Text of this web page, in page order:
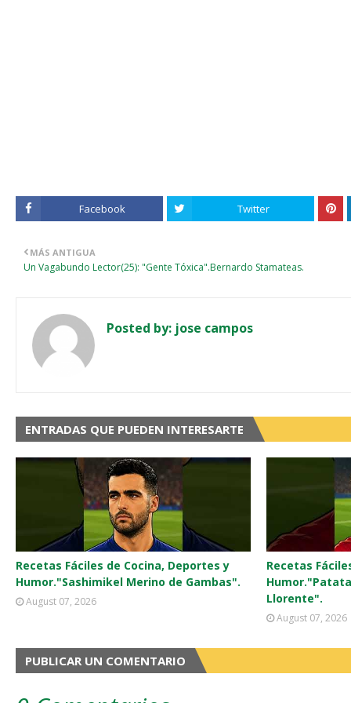
Facebook Twitter
MÁS ANTIGUA
Un Vagabundo Lector(25): "Gente Tóxica".Bernardo Stamateas.
Posted by: jose campos
ENTRADAS QUE PUEDEN INTERESARTE
Recetas Fáciles de Cocina, Deportes y
Humor."Sashimikel Merino de Gambas".
August 07, 2026
Recetas
Llorente".
August 07, 2026
PUBLICAR UN COMENTARIO